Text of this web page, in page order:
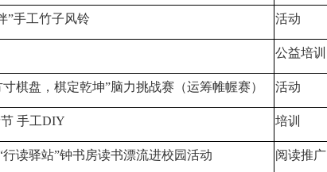
”手工竹子风铃 活动
公益培训
棋盘，棋定乾坤”脑力挑战赛（运筹帷幄赛） 活动
手工DIY 培训
读驿站”钟书房读书漂流进校园活动 阅读推广